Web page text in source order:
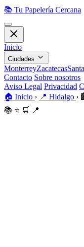
📚 Tu Papelería Cercana
Inicio
Ciudades
MonterreyZacatecas
Contacto Sobre nosotros
Aviso Legal Privacidad
🏠 Inicio › 📍 Hidalgo ›
📚 ⭐ 🛒 📍